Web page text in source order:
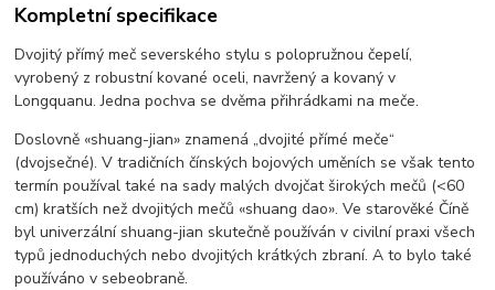
Kompletní specifikace
Dvojitý přímý meč severského stylu s polopružnou čepelí,
vyrobený z robustní kované oceli, navržený a kovaný v
Longquanu. Jedna pochva se dvěma přihrádkami na meče.
Doslovně «shuang-jian» znamená „dvojité přímé meče“
(dvojsečné). V tradičních čínských bojových uměních se však tento
termín používal také na sady malých dvojčat širokých mečů (<60
cm) kratších než dvojitých mečů «shuang dao». Ve starověké Číně
byl univerzální shuang-jian skutečně používán v civilní praxi všech
typů jednoduchých nebo dvojitých krátkých zbraní. A to bylo také
používáno v sebeobraně.